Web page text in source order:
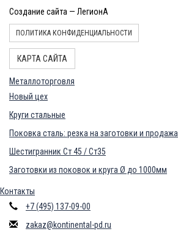
Создание сайта — ЛегионА
ПОЛИТИКА КОНФИДЕНЦИАЛЬНОСТИ
КАРТА САЙТА
Металлоторговля
Новый цех
Круги стальные
Поковка сталь: резка на заготовки и продажа
Шестигранник Ст 45 / Ст35
Заготовки из поковок и круга Ø до 1000мм
Контакты
+7 (495) 137-09-00
zakaz@kontinental-pd.ru